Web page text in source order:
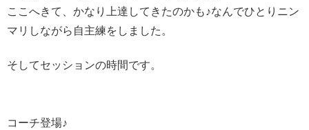
ここへきて、かなり上達してきたのかも♪なんでひとりニン
マリしながら自主練をしました。
そしてセッションの時間です。
コーチ登場♪